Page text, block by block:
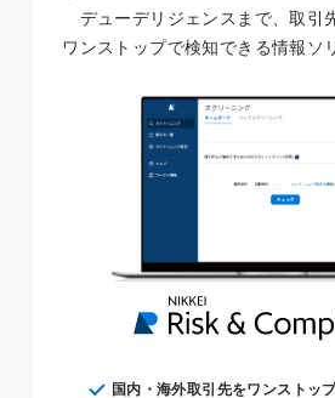
デューデリジェンス まで、取引
ワンストップで検知できる情報 ソ
国内・海外取引先をワンストッ